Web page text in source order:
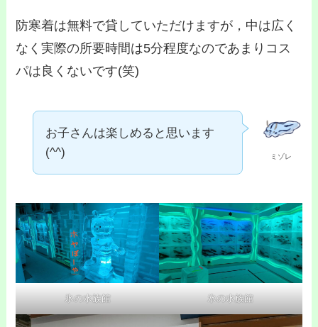
防寒着は無料で貸していただけますが，中は広く
なく実際の所要時間は5分程度なのであまりコス
パは良くないです(笑)
ミゾレ
お子さんは楽しめると思います
(^^)
氷の水族館 氷の水族館